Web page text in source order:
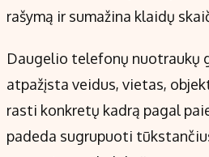
rašymą ir sumažina klaidų
Daugelio telefonų nuotraukų
atpažįsta veidus, vietas,
rasti konkretų kadrą pagal
padeda sugrupuoti